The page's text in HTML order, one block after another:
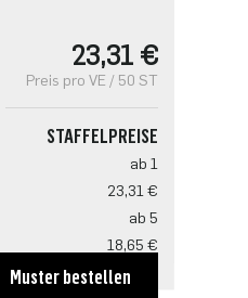
23,31 €
Preis pro VE / 50 ST
STAFFELPREISE
ab 1
23,31 €
ab 5
18,65 €
Muster bestellen